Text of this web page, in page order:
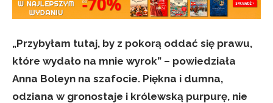
„Przybyłam tutaj, by z pokorą oddać się prawu,
które wydało na mnie wyrok” – powiedziała
Anna Boleyn na szafocie. Piękna i dumna,
odziana w gronostaje i królewską purpurę, nie